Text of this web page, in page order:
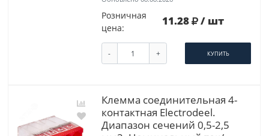
Розничная
цена:
11.28 / шт
- + КУПИТЬ
Клемма соединительная 4-
контактная Elеctrodeel.
Диапазон сечений 0,5-2,5